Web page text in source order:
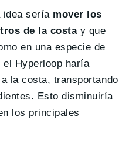
idea sería mover los
de la costay que
en una especie de
Hyperloop haría
la costa, transportando
Esto disminuiría
los principales